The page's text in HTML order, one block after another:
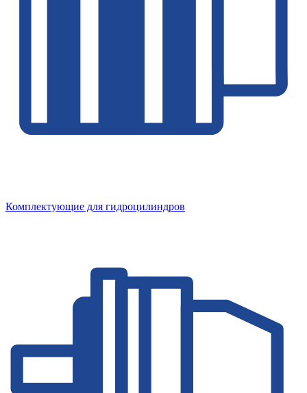
Комплектующие для гидроцилиндров